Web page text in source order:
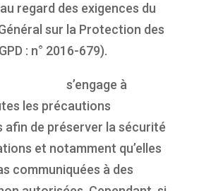
regard des exigences du
sur la Protection des
: n° 2016-679).
s’engage à
les précautions
afin de préserver la sécurité
et notamment qu’elles
communiquées à des